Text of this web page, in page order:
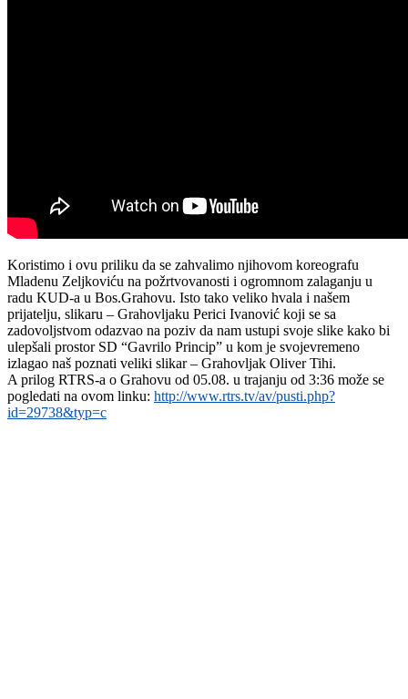
Koristimo i ovu priliku da se zahvalimo njihovom koreografu
Mladenu Zeljkoviću na požrtvovanosti i ogromnom zalaganju u
radu KUD-a u Bos.Grahovu. Isto tako veliko hvala i našem
prijatelju, slikaru – Grahovljaku Perici Ivanović koji se sa
zadovoljstvom odazvao na poziv da nam ustupi svoje slike kako bi
ulepšali prostor SD “Gavrilo Princip” u kom je svojevremeno
izlagao naš poznati veliki slikar – Grahovljak Oliver Tihi.
A prilog RTRS-a o Grahovu od 05.08. u trajanju od 3:36 može se
pogledati na ovom linku: http://www.rtrs.tv/av/pusti.php?
id=29738&typ=c